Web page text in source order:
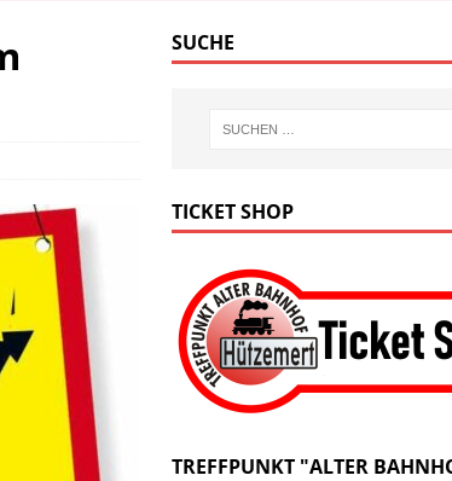
SUCHE
TICKET SHOP
TREFFPUNKT "ALTER